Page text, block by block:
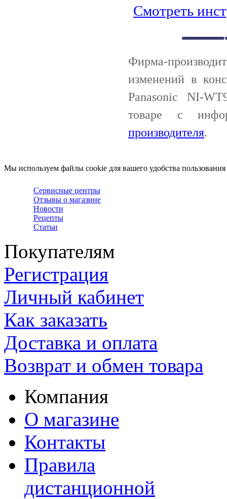
Смотреть
Фирма-
изменений в
Panasonic NI-
товаре с
производителя.
Мы используем файлы cookie для вашего удобства
Сервисные центры
Отзывы о магазине
Новости
Рецепты
Статьи
Покупателям
Регистрация
Личный кабинет
Как заказать
Доставка и оплата
Возврат и обмен товара
Компания
О магазине
Контакты
Правила
дистанционной